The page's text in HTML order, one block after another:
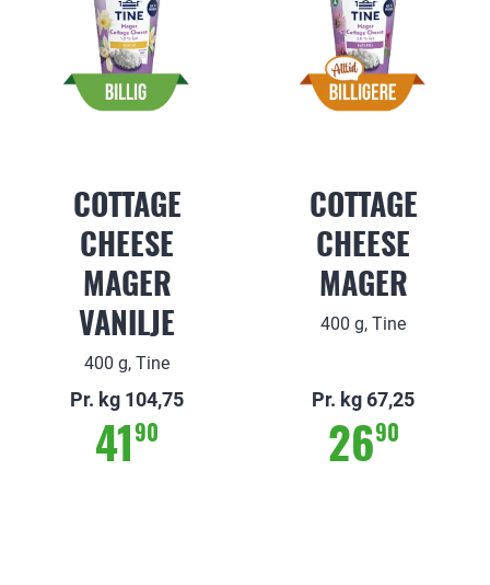
COTTAGE
CHEESE
MAGER
VANILJE
400 g, Tine
Pr. kg 104,75
4190
COTTAGE
CHEESE
MAGER
400 g, Tine
Pr. kg 67,25
2690